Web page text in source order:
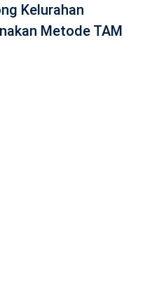
Kelurahan
Metode TAM